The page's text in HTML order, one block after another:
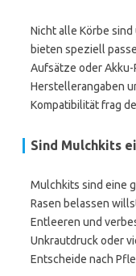
Nicht alle Körbe
bieten speziell
Aufsätze oder Akku-
Herstellerangaben
Kompatibilität frag
Sind Mulchkits
Mulchkits sind eine
Rasen belassen
Entleeren und
Unkrautdruck oder
Entscheide nach